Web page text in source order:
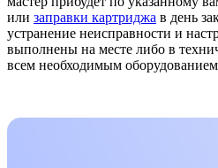
или заправки картриджа в день
устранение неисправности и
выполнены на месте либо в
всем необходимым